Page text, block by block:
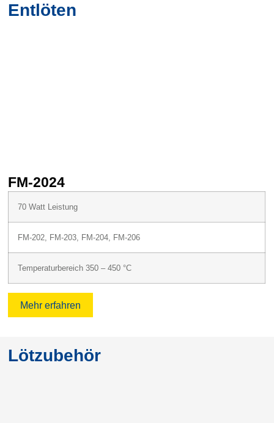
Entlöten
FM-2024
70 Watt Leistung
FM-202, FM-203, FM-204, FM-206
Temperaturbereich 350 – 450 °C
Mehr erfahren
Lötzubehör